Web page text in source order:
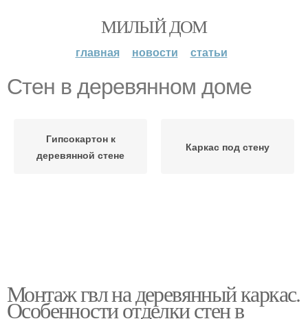
МИЛЫЙ ДОМ
главная новости статьи
Стен в деревянном доме
Гипсокартон к
деревянной стене
Каркас под стену
Монтаж гвл на деревянный каркас.
Особенности отделки стен в